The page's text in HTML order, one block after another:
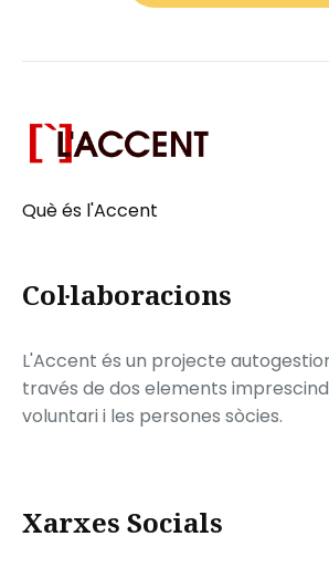
Què és l'Accent
Col·laboracions
L'Accent és un projecte
través de dos elements
voluntari i les persones sòcies.
Xarxes Socials